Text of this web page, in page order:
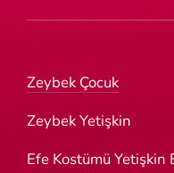
Zeybek Çocuk
Zeybek Yetişkin
Efe Kostümü Yetişkin